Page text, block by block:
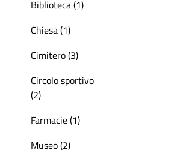
Biblioteca (1)
Chiesa (1)
Cimitero (3)
Circolo sportivo
(2)
Farmacie (1)
Museo (2)